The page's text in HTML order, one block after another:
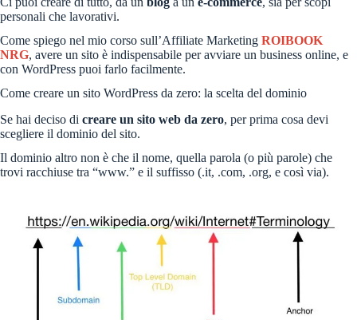
personali che lavorativi.
Come spiego nel mio corso sull’Affiliate Marketing ROIBOOK
NRG, avere un sito è indispensabile per avviare un business online, e
con WordPress puoi farlo facilmente.
Come creare un sito WordPress da zero: la scelta del dominio
Se hai deciso di creare un sito web da zero, per prima cosa devi
scegliere il dominio del sito.
Il dominio altro non è che il nome, quella parola (o più parole) che
trovi racchiuse tra “www.” e il suffisso (.it, .com, .org, e così via).